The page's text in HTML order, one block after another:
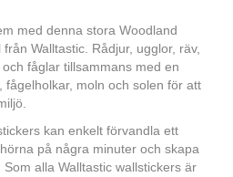
med denna stora Woodland
Walltastic. Rådjur, ugglor, räv,
fåglar tillsammans med en
fågelholkar, moln och solen för att
kan enkelt förvandla ett
på några minuter och skapa
alla Walltastic wallstickers är